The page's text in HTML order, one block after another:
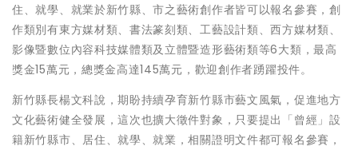
住、就學、就業於新竹縣、市之藝術創作者皆可以報名參賽，創
作類別有東方媒材類、書法篆刻類、工藝設計類、西方媒材類、
影像暨數位內容科技媒體類及立體暨造形藝術類等6大類，最高
獎金15萬元，總獎金高達145萬元，歡迎創作者踴躍投件。
新竹縣長楊文科說，期盼持續孕育新竹縣市藝文風氣，促進地方
文化藝術健全發展，這次也擴大徵件對象，只要提出「曾經」設
籍新竹縣市、居住、就學、就業，相關證明文件都可報名參賽，